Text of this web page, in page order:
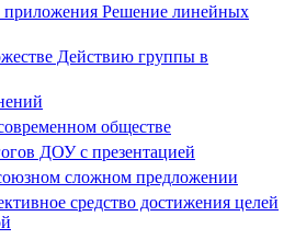
Решение линейных
Действию группы в
обществе
ДОУ с презентацией
сложном предложении
средство достижения целей